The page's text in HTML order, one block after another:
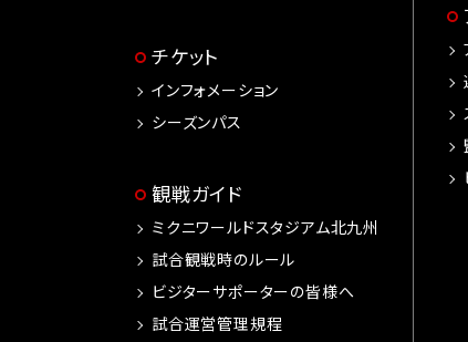
チケット
インフォメーション
シーズンパス
観戦ガイド
ミクニワールドスタジアム北九州
試合観戦時のルール
ビジターサポーターの皆様へ
試合運営管理規程